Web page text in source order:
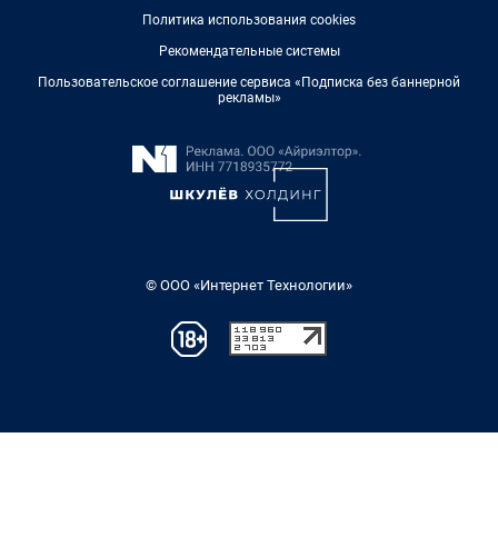
Политика использования cookies
Рекомендательные системы
Пользовательское соглашение сервиса «Подписка без баннерной
рекламы»
© ООО «Интернет Технологии»